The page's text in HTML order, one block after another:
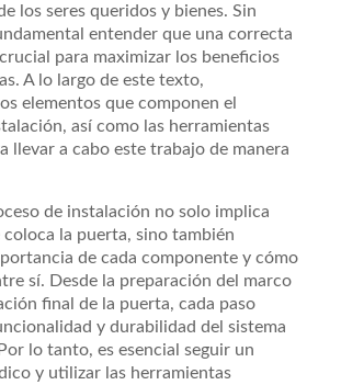
los seres queridos y bienes. Sin
entender que una correcta
para maximizar los beneficios
A lo largo de este texto,
elementos que componen el
así como las herramientas
llevar a cabo este trabajo de manera
de instalación no solo implica
coloca la puerta, sino también
de cada componente y cómo
sí. Desde la preparación del marco
final de la puerta, cada paso
y durabilidad del sistema
lo tanto, es esencial seguir un
y utilizar las herramientas